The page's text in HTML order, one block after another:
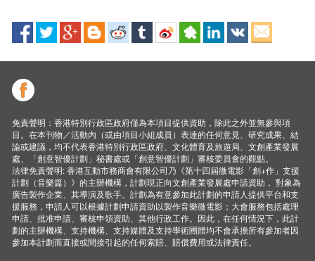
免責聲明：香港特別行政區政府僅為本項目提供資助，除此之外並無參與項
目。在本刊物／活動內（或由項目小組成員）表達的任何意見、研究成果、結
論或建議，均不代表香港特別行政區政府、文化體育及旅遊局、文創產業發展
處、「創意智優計劃」秘書處或「創意智優計劃」審核委員會的觀點。
法律免責聲明: 香港互動市務商會有限公司乃《第十四屆微電影「創+作」支援
計劃（音樂篇）》的主辦機構，計劃現正向文創產業發展處申請資助， 對象為
廣告製作企業、其導演及歌手。計劃為有意參加此計劃的申請人提供平台和支
援服務，申請人可以根據計劃申請資助以製作音樂微電影；大會服務包括處理
申請、批准申請、審核申領資助、其他行政工作。因此，在任何情況下，此計
劃的主辦機構、支持機構、支持媒體及支持學術圑體均不會承擔所有參加者因
參加本計劃而直接或間接引起的任何索賠、賠償費用或法律責任。